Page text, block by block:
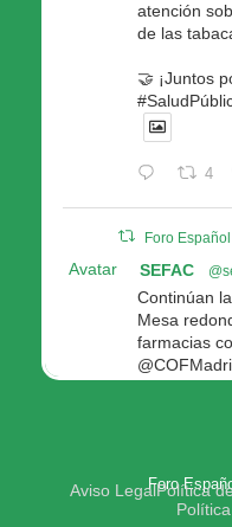
atención
de las
🤝 ¡Juntos
4
Foro
Avatar SEFAC
Continúan
Mesa
farmacias
4
Foro
Aviso LegalPolítica